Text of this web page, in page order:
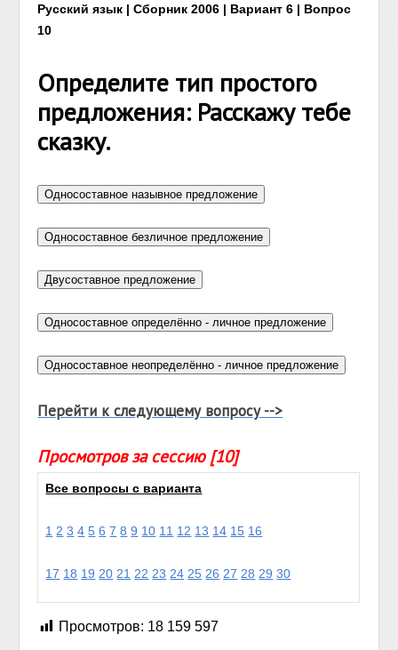
Русский язык | Сборник 2006 | Вариант 6 | Вопрос
10
Определите тип простого
предложения: Расскажу тебе
сказку.
Перейти к следующему вопросу -->
Просмотров за сессию [10]
Все вопросы с варианта
1 2 3 4 5 6 7 8 9 10 11 12 13 14 15 16
17 18 19 20 21 22 23 24 25 26 27 28 29 30
Просмотров: 18 159 597